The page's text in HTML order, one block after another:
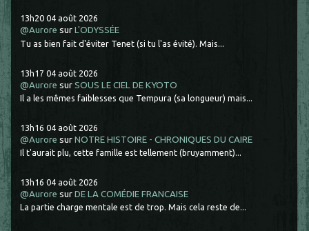
13h20 04 août 2026
@Aurore surL'ODYSSÉE
Tu as bien fait d'éviter Tenet (si tu l'as évité). Mais...
13h17 04 août 2026
@Aurore surSOUS LE CIEL DE KYOTO
Il a les mêmes faiblesses que Tempura (sa longueur) mais...
13h16 04 août 2026
@Aurore surNOTRE HISTOIRE - CHRONIQUES DU CAIRE
Il t'aurait plu, cette famille est tellement (bruyamment)...
13h16 04 août 2026
@Aurore surDE LA COMÉDIE FRANCAISE
La partie charge mentale est de trop. Mais cela reste de...